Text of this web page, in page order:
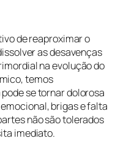
de reaproximar o
as desavenças
na evolução do
temos
se tornar dolorosa
brigas e falta
não são tolerados
imediato.